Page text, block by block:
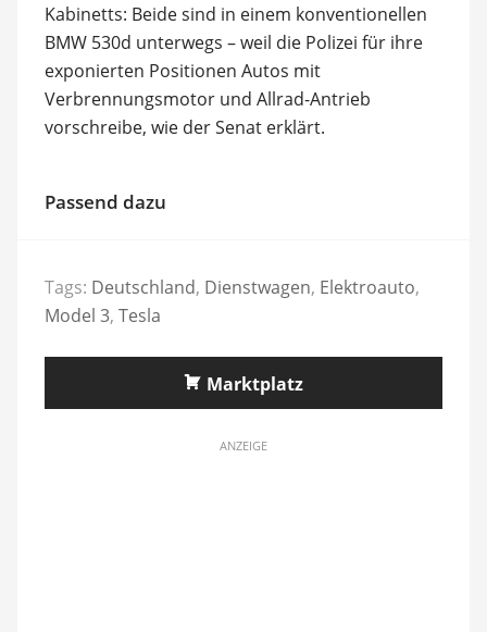
Kabinetts: Beide sind in einem konventionellen
BMW 530d unterwegs – weil die Polizei für ihre
exponierten Positionen Autos mit
Verbrennungsmotor und Allrad-Antrieb
vorschreibe, wie der Senat erklärt.
Passend dazu
Tags: Deutschland, Dienstwagen, Elektroauto,
Model 3, Tesla
Marktplatz
ANZEIGE